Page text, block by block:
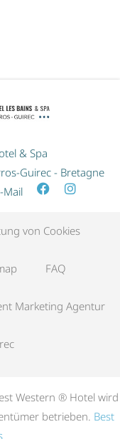
& Spa
Guirec - Bretagne
Mail
von Cookies
FAQ
Marketing Agentur
Western ® Hotel wird
betrieben. Best